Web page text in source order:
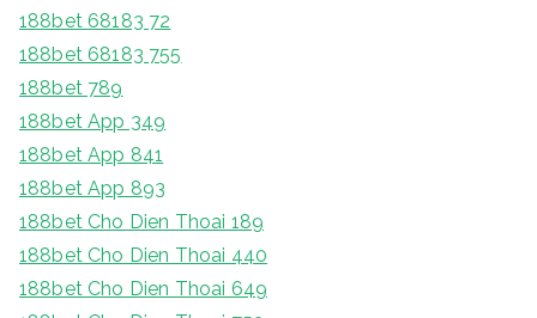
188bet 68183 72
188bet 68183 755
188bet 789
188bet App 349
188bet App 841
188bet App 893
188bet Cho Dien Thoai 189
188bet Cho Dien Thoai 440
188bet Cho Dien Thoai 649